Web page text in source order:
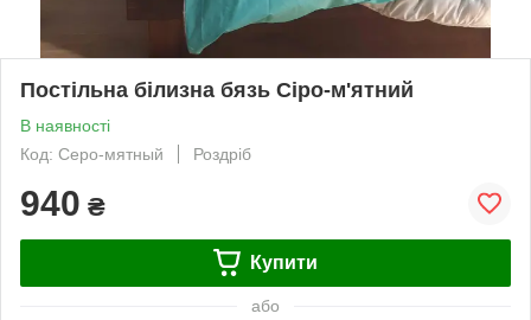
Постільна білизна бязь Сіро-м'ятний
В наявності
Код: Серо-мятный
Роздріб
940 ₴
Купити
або